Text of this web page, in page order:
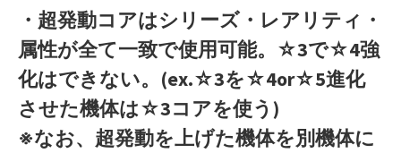
・超発動コアはシリーズ・レアリティ・
属性が全て一致で使用可能。☆3で☆4強
化はできない。(ex.☆3を☆4or☆5進化
させた機体は☆3コアを使う)
※なお、超発動を上げた機体を別機体に